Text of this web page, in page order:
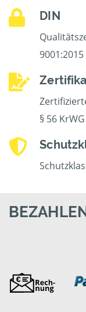
DIN
9001:2015
§ 56 KrWG